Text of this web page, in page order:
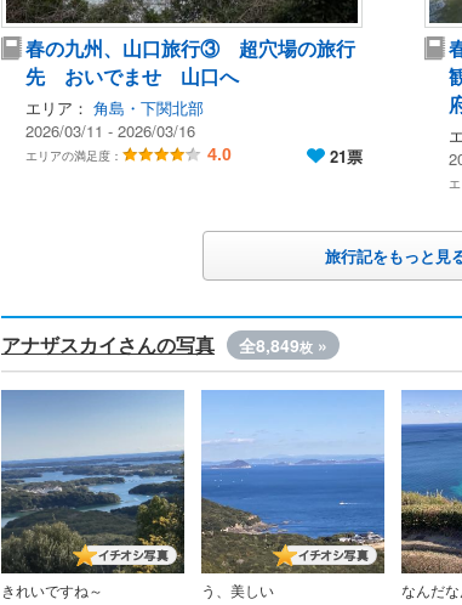
春の九州、山口旅行③ 超穴場の旅行
先 おいでませ 山口へ
エリア： 角島・下関北部
2026/03/11 - 2026/03/16
エリアの満足度： 4.0 21票
旅行記をもっと見
アナザスカイさんの写真 全8,849枚 »
きれいですね～
う、美しい
なんだ